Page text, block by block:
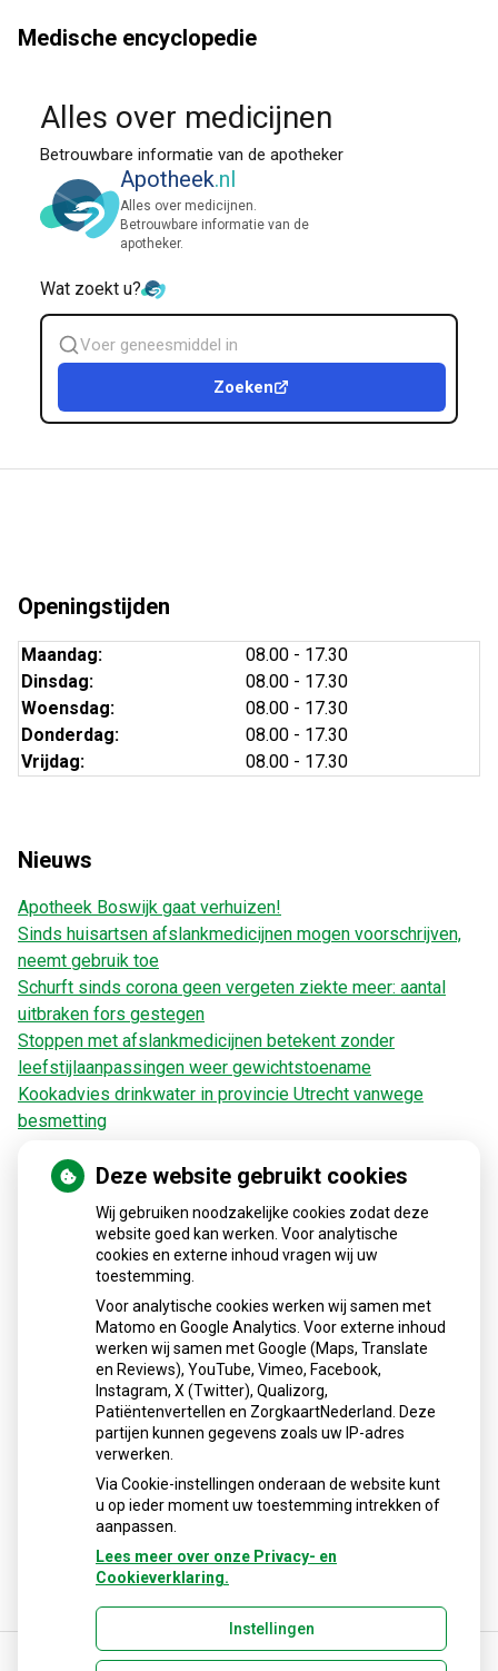
Medische encyclopedie
Alles over medicijnen
Betrouwbare informatie van de apotheker
Apotheek.nl
Alles over medicijnen.
Betrouwbare informatie van de
apotheker.
Wat zoekt u?
Zoek
geneesmiddel
Zoeken
Openingstijden
Maandag:
08.00 - 17.30
Dinsdag:
08.00 - 17.30
Woensdag:
08.00 - 17.30
Donderdag:
08.00 - 17.30
Vrijdag:
08.00 - 17.30
Nieuws
Apotheek Boswijk gaat verhuizen!
Sinds huisartsen afslankmedicijnen mogen voorschrijven,
neemt gebruik toe
Schurft sinds corona geen vergeten ziekte meer: aantal
uitbraken fors gestegen
Stoppen met afslankmedicijnen betekent zonder
leefstijlaanpassingen weer gewichtstoename
Kookadvies drinkwater in provincie Utrecht vanwege
besmetting
Zorgverzekeraars en vergoeding medicijnen
Deze website gebruikt cookies
Wij gebruiken noodzakelijke cookies zodat deze
website goed kan werken. Voor analytische
cookies en externe inhoud vragen wij uw
toestemming.
Voor analytische cookies werken wij samen met
Matomo en Google Analytics. Voor externe inhoud
werken wij samen met Google (Maps, Translate
en Reviews), YouTube, Vimeo, Facebook,
Instagram, X (Twitter), Qualizorg,
Patiëntenvertellen en ZorgkaartNederland. Deze
partijen kunnen gegevens zoals uw IP-adres
verwerken.
Via Cookie-instellingen onderaan de website kunt
u op ieder moment uw toestemming intrekken of
aanpassen.
Lees meer over onze Privacy- en
Cookieverklaring.
Instellingen